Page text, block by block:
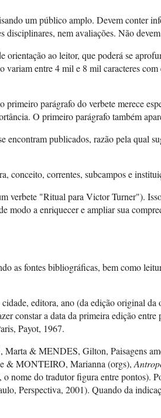
um público amplo. Devem conter
disciplinares, nem avaliações. Não
ao leitor, que poderá se
entre 4 mil e 8 mil caracteres
parágrafo do verbete merece
O primeiro parágrafo também
publicados, razão pela qual
conceito, correntes, subcampos e
verbete "Ritual para Victor Turner").
modo a enriquecer e ampliar sua
as fontes bibliográficas, bem como
editora, ano (da edição original da
constar a data da primeira edição
Payot, 1967.
& MENDES, Gilton, Paisagens
& MONTEIRO, Marianna (orgs),
nome do tradutor figura entre pontos).
Perspectiva, 2001). Quando da